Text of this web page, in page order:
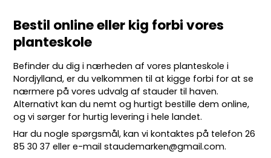
Bestil online eller kig forbi vores
planteskole
Befinder du dig i nærheden af vores planteskole i
Nordjylland, er du velkommen til at kigge forbi for at se
nærmere på vores udvalg af stauder til haven.
Alternativt kan du nemt og hurtigt bestille dem online,
og vi sørger for hurtig levering i hele landet.
Har du nogle spørgsmål, kan vi kontaktes på telefon26
85 30 37 eller e-mailstaudemarken@gmail.com.